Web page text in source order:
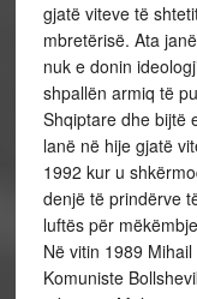
gjatë viteve të
mbretërisë. Ata
nuk e donin
shpallën armiq të
Shqiptare dhe bijtë
lanë në hije gjatë
1992 kur u
denjë të prindërve
luftës për
Në vitin 1989
Komuniste